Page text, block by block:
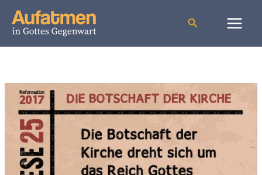
Inhalt
springen
Suchen